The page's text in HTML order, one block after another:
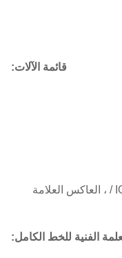
قائمة الآلات:
سيمنز PLC وشاشة تعمل باللمس IOP / ، العاكس العلامة
الفنية للخط الكامل: